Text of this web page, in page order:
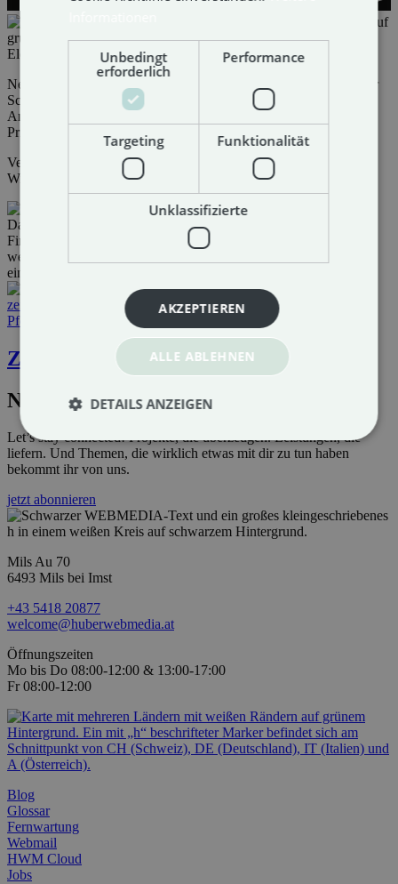
Neben der Konzeption des neuen Webshops, der Anbindung einer
Schnittstelle zur WAWI und einer Optimierung des
Anfrageformulars waren auch individuelle Icon-Gestaltung und
Print Design Teil unseres Leistungsangebots.
Verwirklichen Sie Ihre Schmuckträume jetzt auch online. Juwelier
Winkler.
Zurück
Newsletter
Let’s stay connected! Projekte, die überzeugen. Leistungen, die
liefern. Und Themen, die wirklich etwas mit dir zu tun haben
bekommt ihr von uns.
jetzt abonnieren
Mils Au 70
6493 Mils bei Imst
+43 5418 20877
welcome@huberwebmedia.at
Öffnungszeiten
Mo bis Do 08:00-12:00 & 13:00-17:00
Fr 08:00-12:00
Blog
Glossar
Fernwartung
Webmail
HWM Cloud
Jobs
Unbedingt
erforderlich
Performance
Targeting Funktionalität
Unklassifizierte
AKZEPTIEREN
ALLE ABLEHNEN
DETAILS ANZEIGEN